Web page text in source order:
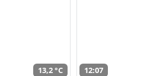
13,2 °C 12:07